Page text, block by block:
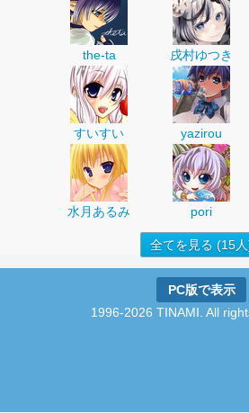
the-ta 戌村ゆつき
すいすい yazirou
水月あるみ pori
全てを見る (15
PC版で表示
1996-2026 TINAMI. All